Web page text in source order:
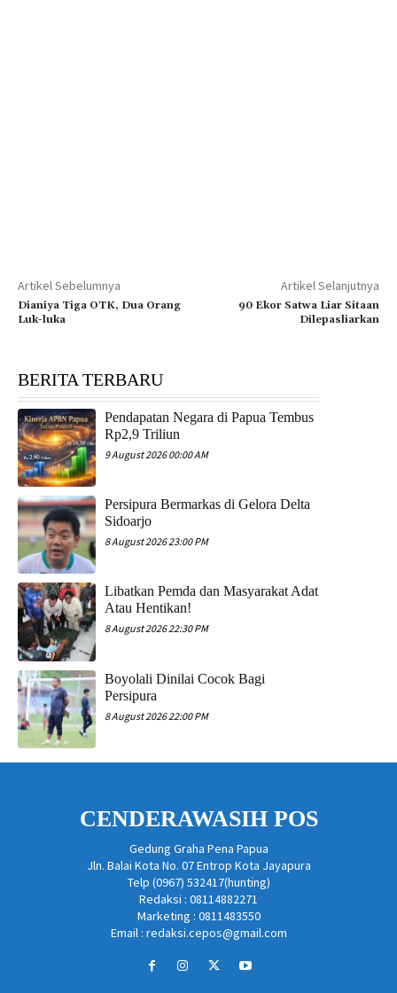
Artikel Sebelumnya
Dianiya Tiga OTK, Dua Orang
Luk-luka
Artikel Selanjutnya
90 Ekor Satwa Liar Sitaan
Dilepasliarkan
BERITA TERBARU
Pendapatan Negara di Papua Tembus
Rp2,9 Triliun
9 August 2026 00:00 AM
Persipura Bermarkas di Gelora Delta
Sidoarjo
8 August 2026 23:00 PM
Libatkan Pemda dan Masyarakat Adat
Atau Hentikan!
8 August 2026 22:30 PM
Boyolali Dinilai Cocok Bagi
Persipura
8 August 2026 22:00 PM
CENDERAWASIH POS
Gedung Graha Pena Papua
Jln. Balai Kota No. 07 Entrop Kota Jayapura
Telp (0967) 532417(hunting)
Redaksi : 08114882271
Marketing : 0811483550
Email : redaksi.cepos@gmail.com